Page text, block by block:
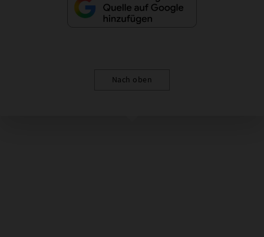
Nach oben